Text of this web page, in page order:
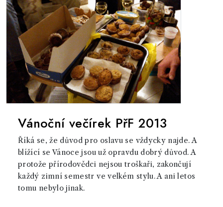
Vánoční večírek PřF 2013
Říká se, že důvod pro oslavu se vždycky najde. A
blížící se Vánoce jsou už opravdu dobrý důvod. A
protože přírodovědci nejsou troškaři, zakončují
každý zimní semestr ve velkém stylu. A ani letos
tomu nebylo jinak.